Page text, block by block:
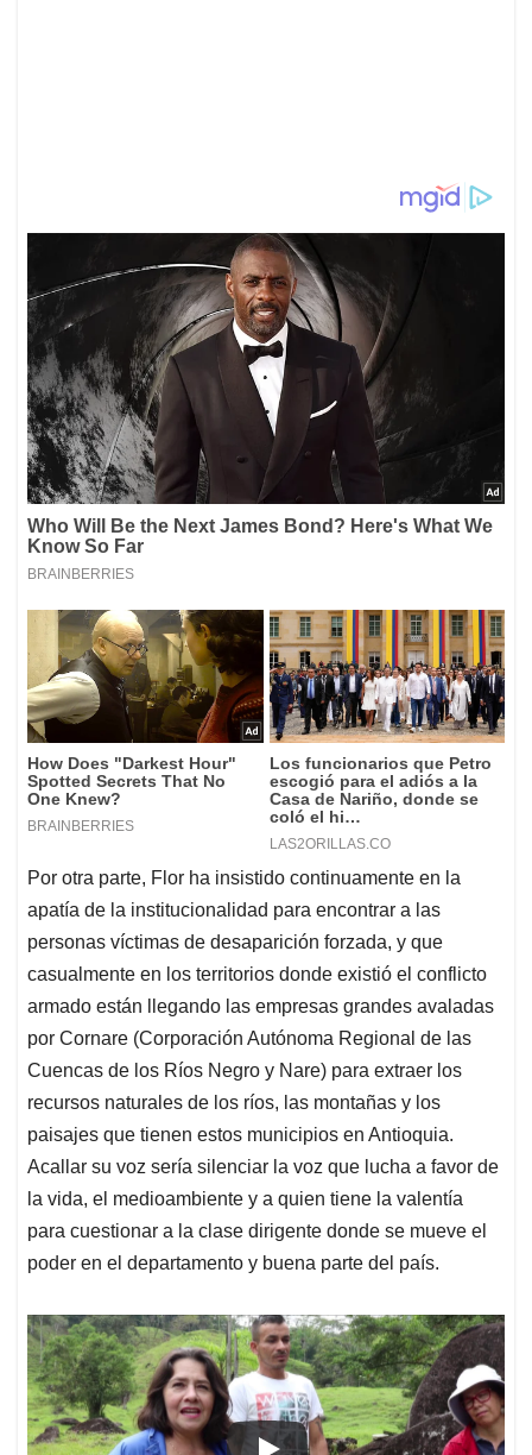
Por otra parte, Flor ha insistido continuamente en la
apatía de la institucionalidad para encontrar a las
personas víctimas de desaparición forzada, y que
casualmente en los territorios donde existió el conflicto
armado están llegando las empresas grandes avaladas
por Cornare (Corporación Autónoma Regional de las
Cuencas de los Ríos Negro y Nare) para extraer los
recursos naturales de los ríos, las montañas y los
paisajes que tienen estos municipios en Antioquia.
Acallar su voz sería silenciar la voz que lucha a favor de
la vida, el medioambiente y a quien tiene la valentía
para cuestionar a la clase dirigente donde se mueve el
poder en el departamento y buena parte del país.